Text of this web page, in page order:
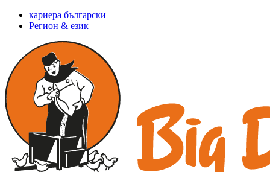
кариера български
Регион & език